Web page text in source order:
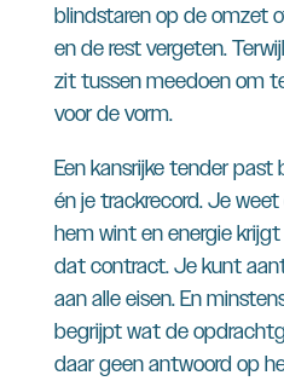
blindstaren op de omzet
en de rest vergeten.
zit tussen meedoen om
voor de vorm.
Een kansrijke tender
én je trackrecord. Je
hem wint en energie
dat contract. Je kunt
aan alle eisen. En
begrijpt wat de
daar geen antwoord op